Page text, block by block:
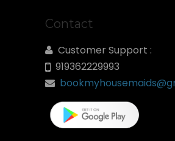
Contact
Customer Support :
919362229993